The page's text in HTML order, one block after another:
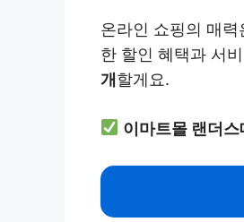
온라인 쇼핑의 매
한 할인 혜택과 서
개할게요.
이마트몰 랜더